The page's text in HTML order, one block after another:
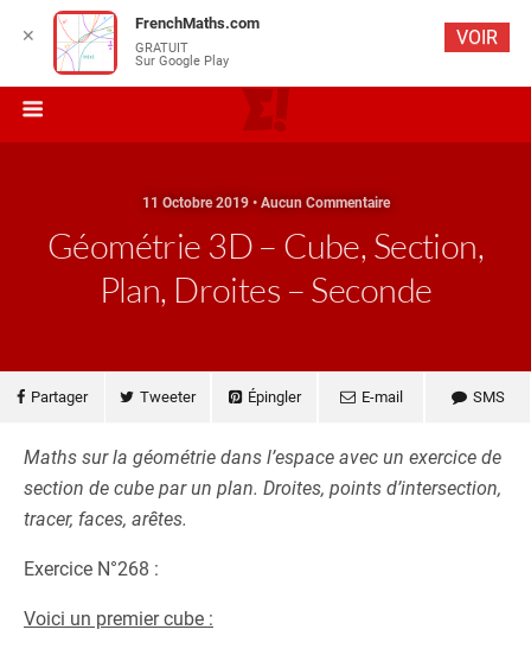
11 Octobre 2019 • Aucun Commentaire
Géométrie 3D – Cube, Section,
Plan, Droites – Seconde
Partager Tweeter Épingler E-mail SMS
Maths sur la géométrie dans l’espace avec un exercice de
section de cube par un plan. Droites, points d’intersection,
tracer, faces, arêtes.
Exercice N°268 :
Voici un premier cube :
✕
FrenchMaths.com
GRATUIT
Sur Google Play
VOIR